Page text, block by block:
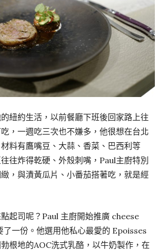
紐約生活，以前餐廳下班後回家路上往
，一週吃三次也不嫌多，他很想在台北
料有鷹嘴豆、大蒜、香菜、巴西利等
往炸得乾硬、外殼刺嘴，Paul主廚特別
，與漬黃瓜片、小番茄搭著吃，就是經
起司呢？Paul 主廚開始推廣 cheese
一份。他選用他私心最愛的 Epoisses
根地的AOC洗式乳酪，以牛奶製作，在